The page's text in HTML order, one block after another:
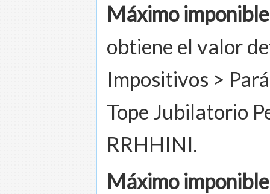
Máximo
obtiene el valor
Impositivos >
Tope Jubilatorio
RRHHINI.
Máximo